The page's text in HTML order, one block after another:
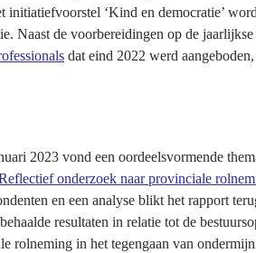
initiatiefvoorstel ‘Kind en democratie’
Naast de voorbereidingen op de
dat eind 2022 werd
2023 vond een oordeelsvormende
onderzoek naar provinciale
en een analyse blikt het rapport
resultaten in relatie tot de
rolneming in het tegengaan van